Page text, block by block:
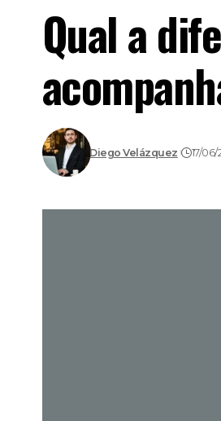
Qual a
Diego Velázquez 17/